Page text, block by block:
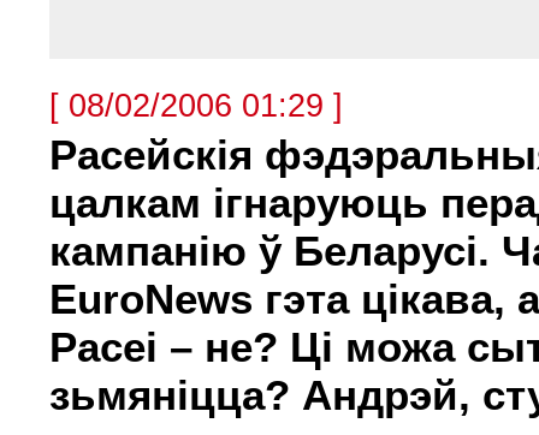
[ 08/02/2006 01:29 ]
Расейскія
цалкам ігнаруюць
кампанію ў Беларусі.
EuroNews гэта цікава,
Расеі – не? Ці можа
зьмяніцца? Андрэй,